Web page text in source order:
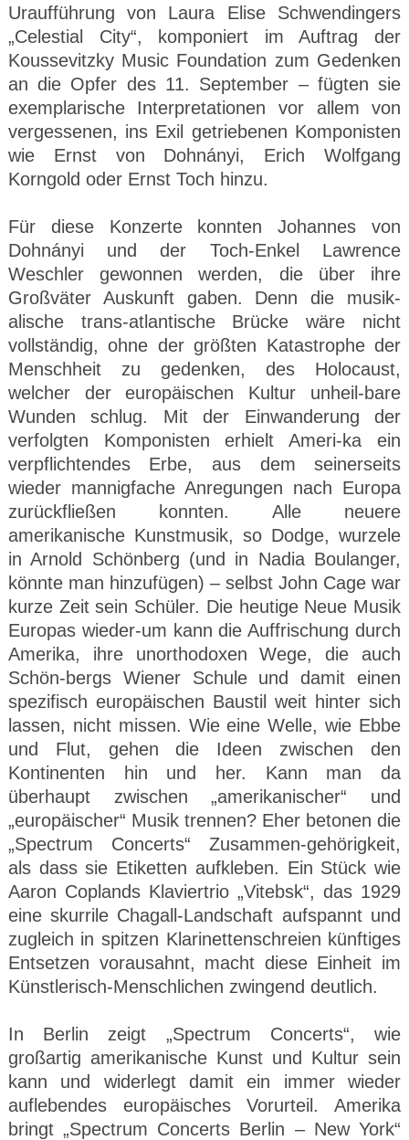
Uraufführung von Laura Elise Schwendingers
„Celestial City“, komponiert im Auftrag der
Koussevitzky Music Foundation zum Gedenken
an die Opfer des 11. September – fügten sie
exemplarische Interpretationen vor allem von
vergessenen, ins Exil getriebenen Komponisten
wie Ernst von Dohnányi, Erich Wolfgang
Korngold oder Ernst Toch hinzu.
Für diese Konzerte konnten Johannes von
Dohnányi und der Toch-Enkel Lawrence
Weschler gewonnen werden, die über ihre
Großväter Auskunft gaben. Denn die musik-
alische trans-atlantische Brücke wäre nicht
vollständig, ohne der größten Katastrophe der
Menschheit zu gedenken, des Holocaust,
welcher der europäischen Kultur unheil-bare
Wunden schlug. Mit der Einwanderung der
verfolgten Komponisten erhielt Ameri-ka ein
verpflichtendes Erbe, aus dem seinerseits
wieder mannigfache Anregungen nach Europa
zurückfließen konnten. Alle neuere
amerikanische Kunstmusik, so Dodge, wurzele
in Arnold Schönberg (und in Nadia Boulanger,
könnte man hinzufügen) – selbst John Cage war
kurze Zeit sein Schüler. Die heutige Neue Musik
Europas wieder-um kann die Auffrischung durch
Amerika, ihre unorthodoxen Wege, die auch
Schön-bergs Wiener Schule und damit einen
spezifisch europäischen Baustil weit hinter sich
lassen, nicht missen. Wie eine Welle, wie Ebbe
und Flut, gehen die Ideen zwischen den
Kontinenten hin und her. Kann man da
überhaupt zwischen „amerikanischer“ und
„europäischer“ Musik trennen? Eher betonen die
„Spectrum Concerts“ Zusammen-gehörigkeit,
als dass sie Etiketten aufkleben. Ein Stück wie
Aaron Coplands Klaviertrio „Vitebsk“, das 1929
eine skurrile Chagall-Landschaft aufspannt und
zugleich in spitzen Klarinettenschreien künftiges
Entsetzen vorausahnt, macht diese Einheit im
Künstlerisch-Menschlichen zwingend deutlich.
In Berlin zeigt „Spectrum Concerts“, wie
großartig amerikanische Kunst und Kultur sein
kann und widerlegt damit ein immer wieder
auflebendes europäisches Vorurteil. Amerika
bringt „Spectrum Concerts Berlin – New York“